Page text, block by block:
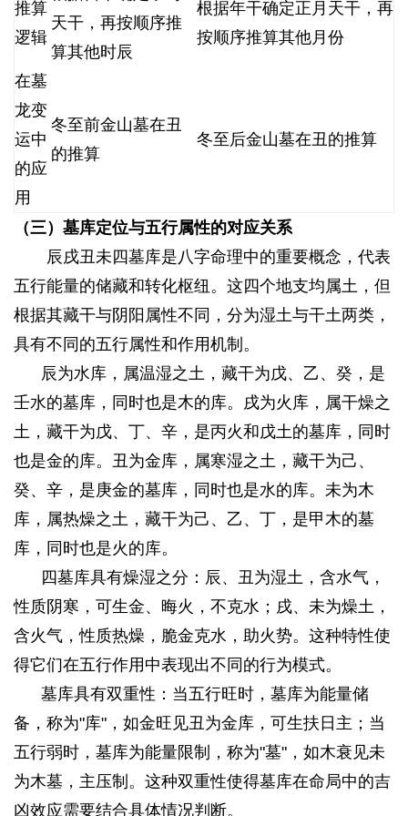
推算
逻辑
天干，再按顺序推
算其他时辰
根据年干确定正月天干，再
按顺序推算其他月份
在墓
龙变
运中
的应
用
冬至前金山墓在丑
的推算
冬至后金山墓在丑的推算
（三）墓库定位与五行属性的对应关系
辰戌丑未四墓库是八字命理中的重要概念，代表
五行能量的储藏和转化枢纽。这四个地支均属土，但
根据其藏干与阴阳属性不同，分为湿土与干土两类，
具有不同的五行属性和作用机制。
辰为水库，属温湿之土，藏干为戊、乙、癸，是
壬水的墓库，同时也是木的库。戌为火库，属干燥之
土，藏干为戊、丁、辛，是丙火和戊土的墓库，同时
也是金的库。丑为金库，属寒湿之土，藏干为己、
癸、辛，是庚金的墓库，同时也是水的库。未为木
库，属热燥之土，藏干为己、乙、丁，是甲木的墓
库，同时也是火的库。
四墓库具有燥湿之分：辰、丑为湿土，含水气，
性质阴寒，可生金、晦火，不克水；戌、未为燥土，
含火气，性质热燥，脆金克水，助火势。这种特性使
得它们在五行作用中表现出不同的行为模式。
墓库具有双重性：当五行旺时，墓库为能量储
备，称为"库"，如金旺见丑为金库，可生扶日主；当
五行弱时，墓库为能量限制，称为"墓"，如木衰见未
为木墓，主压制。这种双重性使得墓库在命局中的吉
凶效应需要结合具体情况判断。